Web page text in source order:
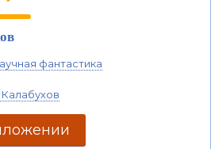
фантастика